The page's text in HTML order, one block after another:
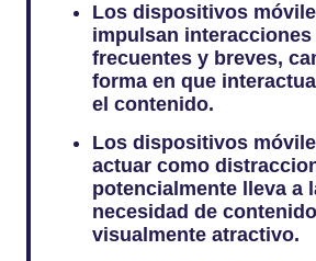
Los dispositivos
impulsan
frecuentes y breves,
forma en que
el contenido.
Los dispositivos
actuar como
potencialmente lleva a
necesidad de
visualmente atractivo.